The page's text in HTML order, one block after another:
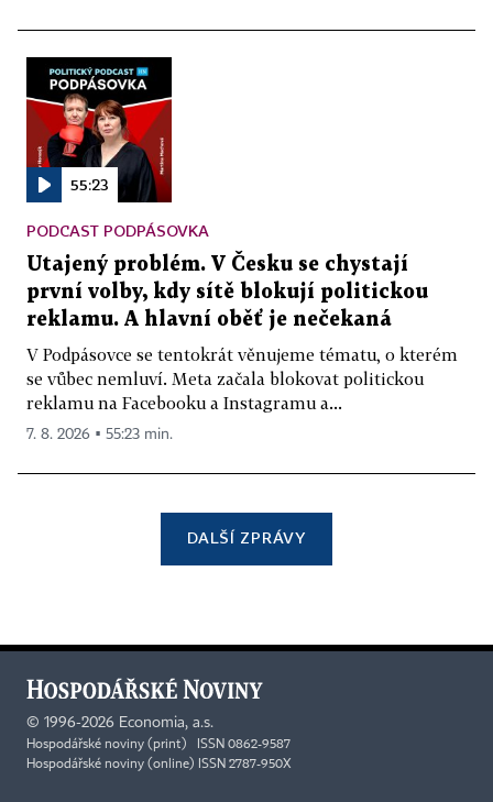
55:23
PODCAST PODPÁSOVKA
Utajený problém. V Česku se chystají
první volby, kdy sítě blokují politickou
reklamu. A hlavní oběť je nečekaná
V Podpásovce se tentokrát věnujeme tématu, o kterém
se vůbec nemluví. Meta začala blokovat politickou
reklamu na Facebooku a Instagramu a...
7. 8. 2026 ▪ 55:23 min.
DALŠÍ ZPRÁVY
© 1996-2026 Economia, a.s.
Hospodářské noviny (print) ISSN 0862-9587
Hospodářské noviny (online) ISSN 2787-950X